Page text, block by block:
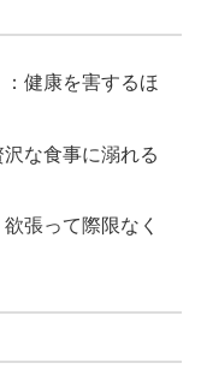
：健康を害するほ
沢な食事に溺れる
欲張って際限なく